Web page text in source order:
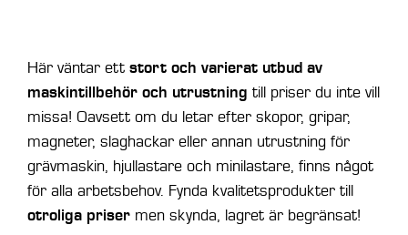
Här väntar ett stort och varierat utbud av
maskintillbehör och utrustning till priser du inte vill
missa! Oavsett om du letar efter skopor, gripar,
magneter, slaghackar eller annan utrustning för
grävmaskin, hjullastare och minilastare, finns något
för alla arbetsbehov. Fynda kvalitetsprodukter till
otroliga prisermen skynda, lagret är begränsat!